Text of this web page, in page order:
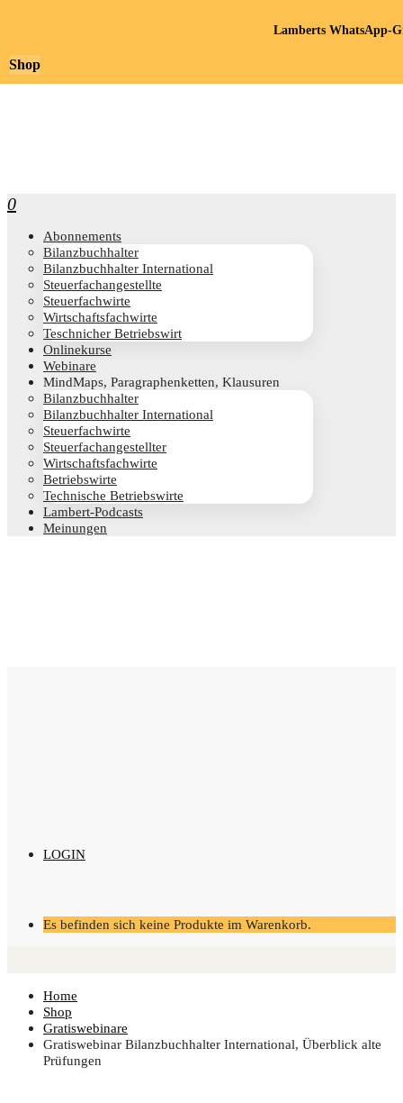
0
Abon­ne­ments
Bilanz­buch­hal­ter
Bilanz­buch­hal­ter International
Steu­er­fach­an­ge­stell­te
Steu­er­fach­wir­te
Wirt­schafts­fach­wir­te
Teschni­cher Betriebswirt
Online­kur­se
Web­i­na­re
Mind­Maps, Para­gra­phen­ket­ten, Klausuren
Bilanz­buch­hal­ter
Bilanz­buch­hal­ter International
Steu­er­fach­wir­te
Steu­er­fach­an­ge­stell­ter
Wirt­schafts­fach­wir­te
Betriebs­wir­te
Tech­ni­sche Betriebswirte
Lam­­bert-Pod­­casts
Mei­nun­gen
LOGIN
Es befinden sich keine Produkte im Warenkorb.
Home
Shop
Gratiswebinare
Gra­tis­web­i­nar Bilanz­buch­hal­ter Inter­na­tio­nal, Über­blick alte
Prüfungen
Shop
Lamberts WhatsApp-